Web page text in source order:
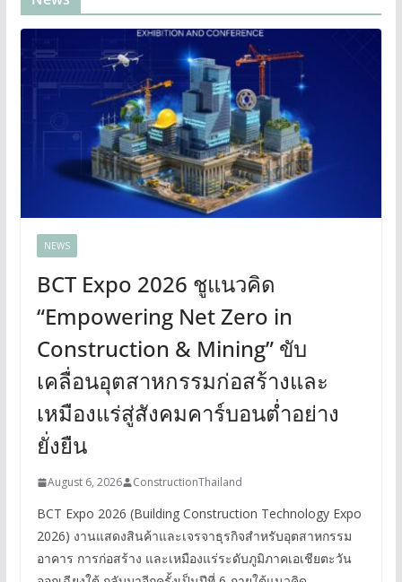
NEWS
BCT Expo 2026 ชูแนวคิด
“Empowering Net Zero in
Construction & Mining” ขับ
เคลื่อนอุตสาหกรรมก่อสร้างและ
เหมืองแร่สู่สังคมคาร์บอนต่ำอย่าง
ยั่งยืน
August 6, 2026 ConstructionThailand
BCT Expo 2026 (Building Construction Technology Expo
2026) งานแสดงสินค้าและเจรจาธุรกิจสำหรับอุตสาหกรรม
อาคาร การก่อสร้าง และเหมืองแร่ระดับภูมิภาคเอเชียตะวัน